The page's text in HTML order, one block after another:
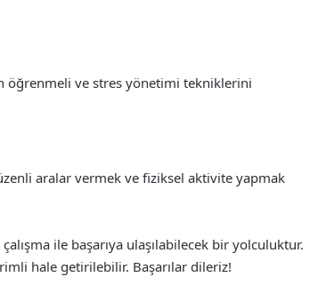
öğrenmeli ve stres yönetimi tekniklerini
aralar vermek ve fiziksel aktivite yapmak
ile başarıya ulaşılabilecek bir yolculuktur.
hale getirilebilir. Başarılar dileriz!